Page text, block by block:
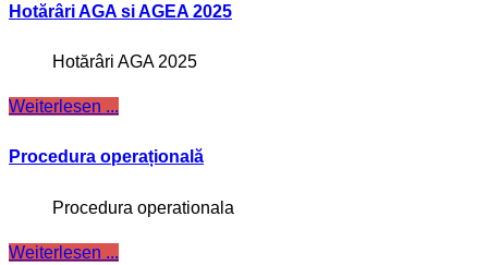
Hotărâri AGA si AGEA 2025
Hotărâri AGA 2025
Weiterlesen ...
Procedura operațională
Procedura operationala
Weiterlesen ...